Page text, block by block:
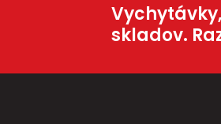
skladov.